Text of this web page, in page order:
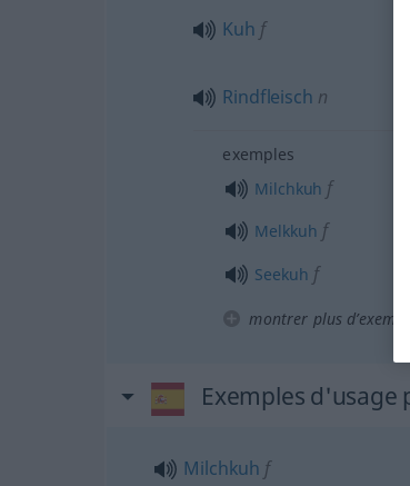
Kuh f
Rindfleisch n
exemples
Milchkuh f
Melkkuh f
Seekuh f
montrer plus
Exemples d'usage
Milchkuh f